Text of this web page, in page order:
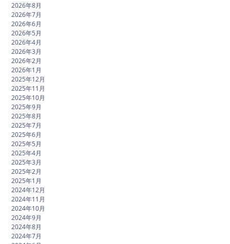
2026年8月
2026年7月
2026年6月
2026年5月
2026年4月
2026年3月
2026年2月
2026年1月
2025年12月
2025年11月
2025年10月
2025年9月
2025年8月
2025年7月
2025年6月
2025年5月
2025年4月
2025年3月
2025年2月
2025年1月
2024年12月
2024年11月
2024年10月
2024年9月
2024年8月
2024年7月